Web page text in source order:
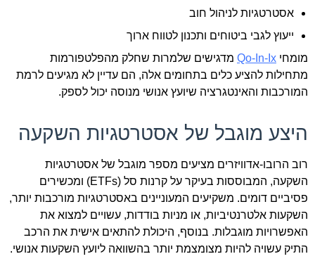
אסטרטגיות לניהול חוב
ייעוץ לגבי ביטוחים ותכנון לטווח ארוך
מומחי Qo-In-Ix מדגישים שלמרות שחלק מהפלטפורמות
מתחילות להציע כלים בתחומים אלה, הם עדיין לא מגיעים לרמת
המורכבות והאינטגרציה שיועץ אנושי מנוסה יכול לספק.
היצע מוגבל של אסטרטגיות השקעה
רוב הרובו-אדוויזרים מציעים מספר מוגבל של אסטרטגיות
השקעה, המבוססות בעיקר על קרנות סל (ETFs) ומכשירים
פסיביים דומים. משקיעים המעוניינים באסטרטגיות מורכבות יותר,
השקעות אלטרנטיביות, או מניות בודדות, עשויים למצוא את
האפשרויות מוגבלות. בנוסף, היכולת להתאים אישית את הרכב
התיק עשויה להיות מצומצמת יותר בהשוואה ליועץ השקעות אנושי.